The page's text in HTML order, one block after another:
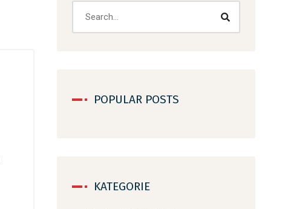
POPULAR POSTS
KATEGORIE